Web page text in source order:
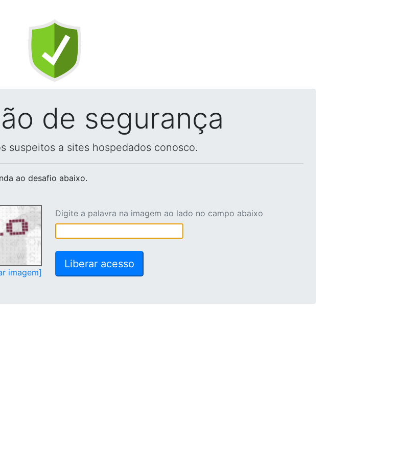
de segurança
suspeitos a sites hospedados conosco.
ao desafio abaixo.
imagem]
Digite a palavra na imagem ao lado no campo abaixo